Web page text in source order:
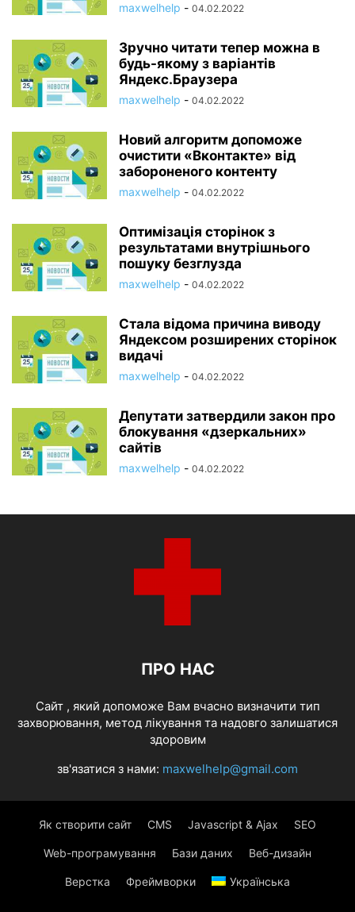
maxwelhelp - 04.02.2022
Зручно читати тепер можна в
будь-якому з варіантів
Яндекс.Браузера
maxwelhelp - 04.02.2022
Новий алгоритм допоможе
очистити «Вконтакте» від
забороненого контенту
maxwelhelp - 04.02.2022
Оптимізація сторінок з
результатами внутрішнього
пошуку безглузда
maxwelhelp - 04.02.2022
Стала відома причина виводу
Яндексом розширених сторінок
видачі
maxwelhelp - 04.02.2022
Депутати затвердили закон про
блокування «дзеркальних»
сайтів
maxwelhelp - 04.02.2022
ПРО НАС
Cайт , який допоможе Вам вчасно визначити тип
захворювання, метод лікування та надовго залишатися
здоровим
зв'язатися з нами: maxwelhelp@gmail.com
Як створити сайт CMS Javascript & Ajax SEO
Web-програмування Бази даних Веб-дизайн
Верстка Фреймворки Українська